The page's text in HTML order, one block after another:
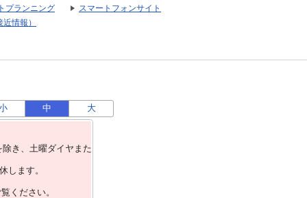
プランニング
スマートフォンサイト
情報）
中 大
き、⼟曜ダイヤまた
します。
ください。